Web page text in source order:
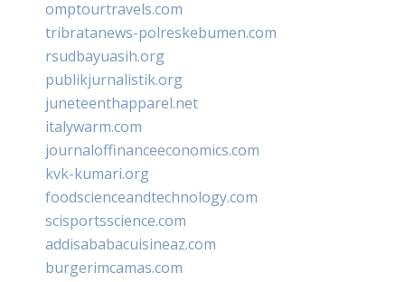
omptourtravels.com
tribratanews-polreskebumen.com
rsudbayuasih.org
publikjurnalistik.org
juneteenthapparel.net
italywarm.com
journaloffinanceeconomics.com
kvk-kumari.org
foodscienceandtechnology.com
scisportsscience.com
addisababacuisineaz.com
burgerimcamas.com